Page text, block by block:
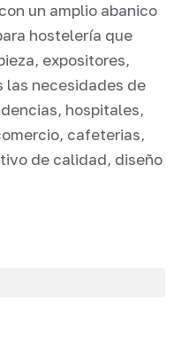
un amplio abanico
hostelería que
expositores,
necesidades de
hospitales,
cafeterias,
de calidad, diseño